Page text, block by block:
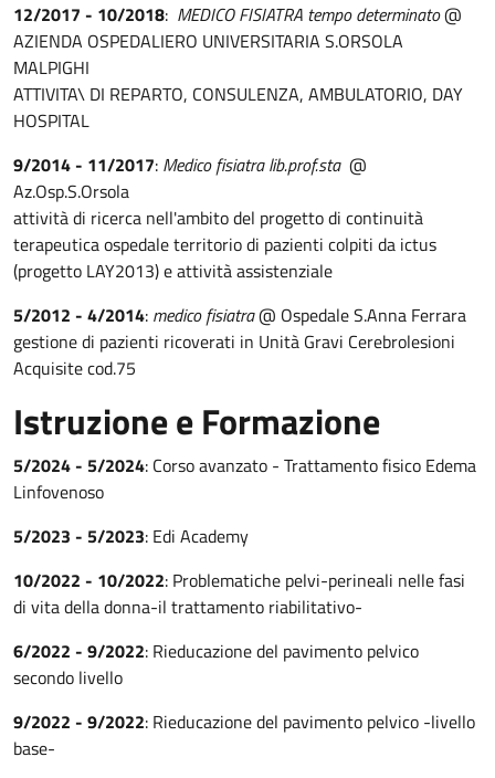
12/2017 - 10/2018: MEDICO FISIATRA tempo determinato@
AZIENDA OSPEDALIERO UNIVERSITARIA S.ORSOLA
MALPIGHI
ATTIVITA\ DI REPARTO, CONSULENZA, AMBULATORIO, DAY
HOSPITAL
9/2014 - 11/2017: Medico fisiatra lib.prof.sta @
Az.Osp.S.Orsola
attività di ricerca nell'ambito del progetto di continuità
terapeutica ospedale territorio di pazienti colpiti da ictus
(progetto LAY2013) e attività assistenziale
5/2012 - 4/2014: medico fisiatra@ Ospedale S.Anna Ferrara
gestione di pazienti ricoverati in Unità Gravi Cerebrolesioni
Acquisite cod.75
Istruzione e Formazione
5/2024 - 5/2024: Corso avanzato - Trattamento fisico Edema
Linfovenoso
5/2023 - 5/2023: Edi Academy
10/2022 - 10/2022: Problematiche pelvi-perineali nelle fasi
di vita della donna-il trattamento riabilitativo-
6/2022 - 9/2022: Rieducazione del pavimento pelvico
secondo livello
9/2022 - 9/2022: Rieducazione del pavimento pelvico -livello
base-